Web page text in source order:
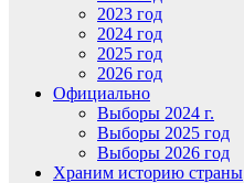
2023 год
2024 год
2025 год
2026 год
Официально
Выборы 2024 г.
Выборы 2025 год
Выборы 2026 год
Храним историю страны